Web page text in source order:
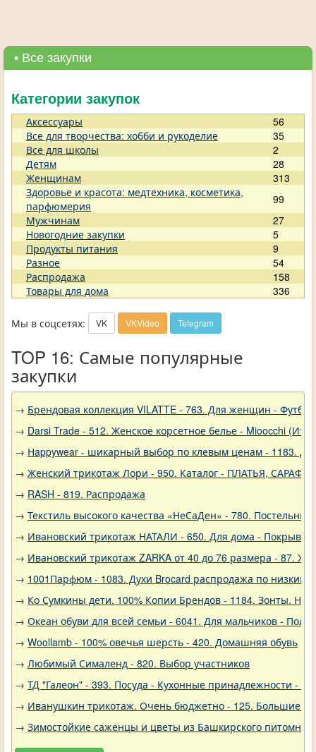
• Все закупки
Категории закупок
Аксессуары
56
Все для творчества: хобби и рукоделие
35
Все для школы
2
Детям
28
Женщинам
313
Здоровье и красота: медтехника, косметика,
парфюмерия
99
Мужчинам
27
Новогодние закупки
5
Продукты питания
9
Разное
54
Распродажа
158
Товары для дома
336
Мы в соцсетях: VK VKVideo Telegram
TOP 16: Самые популярные
закупки
→ Брендовая коллекция VILATTE - 763. Для женщин -
→ Darsi Trade - 512. Женское корсетное белье - Mioocchi
→ Нappywear - шикарный выбор по клевым ценам - 1183.
→ Женский трикотаж Лори - 950. Каталог - ПЛАТЬЯ,
→ RASH - 819. Распродажа
→ Текстиль высокого качества «НеСаДен» - 780.
→ Ивановский трикотаж НАТАЛИ - 650. Для дома -
→ Ивановский трикотаж ZARKA от 40 до 76 размера - 87.
→ 1001Парфюм - 1083. Духи Brocard распродажа по низким
→ Ко Сумкины дети. 100% Копии Брендов - 1184. Зонты.
→ Океан обуви для всей семьи - 6041. Для мальчиков -
→ Woollamb - 100% овечья шерсть - 420. Домашняя обувь
→ Любимый Сималенд - 820. Выбор участников
→ ТД "Галеон" - 393. Посуда - Кухонные принадлежности -
→ Иванушкин трикотаж. Очень бюджетно - 125. Большие
→ Зимостойкие саженцы и цветы из Башкирского